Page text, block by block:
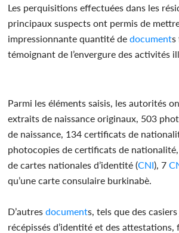
Les perquisitions effectuées dans les
principaux suspects ont permis de
impressionnante quantité dedocuments
témoignant de l’envergure des activités
Parmi les éléments saisis, les autorités
extraits de naissance originaux, 503
de naissance, 134 certificats de
photocopies de certificats de
de cartes nationales d’identité (CNI), 7
qu’une carte consulaire burkinabè.
D’autresdocuments, tels que des
récépissés d’identité et des attestations,